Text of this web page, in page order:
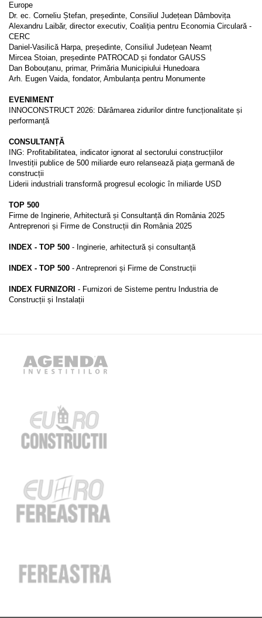
Europe
Dr. ec. Corneliu Ștefan, președinte, Consiliul Județean Dâmbovița
Alexandru Laibăr, director executiv, Coaliția pentru Economia Circulară -
CERC
Daniel-Vasilică Harpa, președinte, Consiliul Județean Neamț
Mircea Stoian, președinte PATROCAD și fondator GAUSS
Dan Bobouțanu, primar, Primăria Municipiului Hunedoara
Arh. Eugen Vaida, fondator, Ambulanța pentru Monumente
EVENIMENT
INNOCONSTRUCT 2026: Dărâmarea zidurilor dintre funcționalitate și
performanță
CONSULTANȚĂ
ING: Profitabilitatea, indicator ignorat al sectorului construcțiilor
Investiții publice de 500 miliarde euro relansează piața germană de
construcții
Liderii industriali transformă progresul ecologic în miliarde USD
TOP 500
Firme de Inginerie, Arhitectură și Consultanță din România 2025
Antreprenori și Firme de Construcții din România 2025
INDEX - TOP 500 - Inginerie, arhitectură și consultanță
INDEX - TOP 500 - Antreprenori și Firme de Construcții
INDEX FURNIZORI - Furnizori de Sisteme pentru Industria de
Construcții și Instalații